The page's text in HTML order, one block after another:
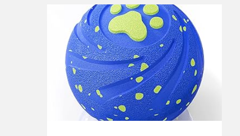
–
INTELLIGENZSPIELZEUG
MIT
4
SCHWIERIGKEITSSTUFEN
–
INTERAKTIVES
HU…